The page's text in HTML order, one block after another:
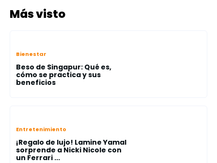
Más visto
Bienestar
Beso de Singapur: Qué es,
cómo se practica y sus
beneficios
Entretenimiento
¡Regalo de lujo! Lamine Yamal
sorprende a Nicki Nicole con
un Ferrari ...